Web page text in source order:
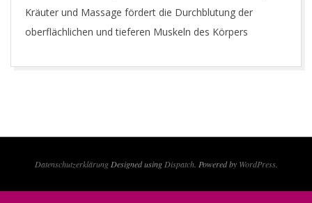
Kräuter und Massage fördert die Durchblutung der
oberflächlichen und tieferen Muskeln des Körpers
DatenschutzerklärungDesigned using Dispatch. Powered by WordPress.